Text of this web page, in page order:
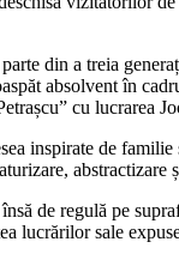
din a treia
absolvent în
cu lucrarea
inspirate de
abstractizare
de regulă pe
sale